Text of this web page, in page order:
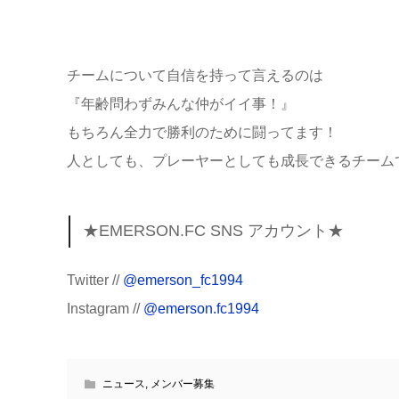
チームについて自信を持って言えるのは
『年齢問わずみんな仲がイイ事！』
もちろん全力で勝利のために闘ってます！
人としても、プレーヤーとしても成長できるチーム
★EMERSON.FC SNS アカウント★
Twitter // @emerson_fc1994
Instagram // @emerson.fc1994
ニュース, メンバー募集